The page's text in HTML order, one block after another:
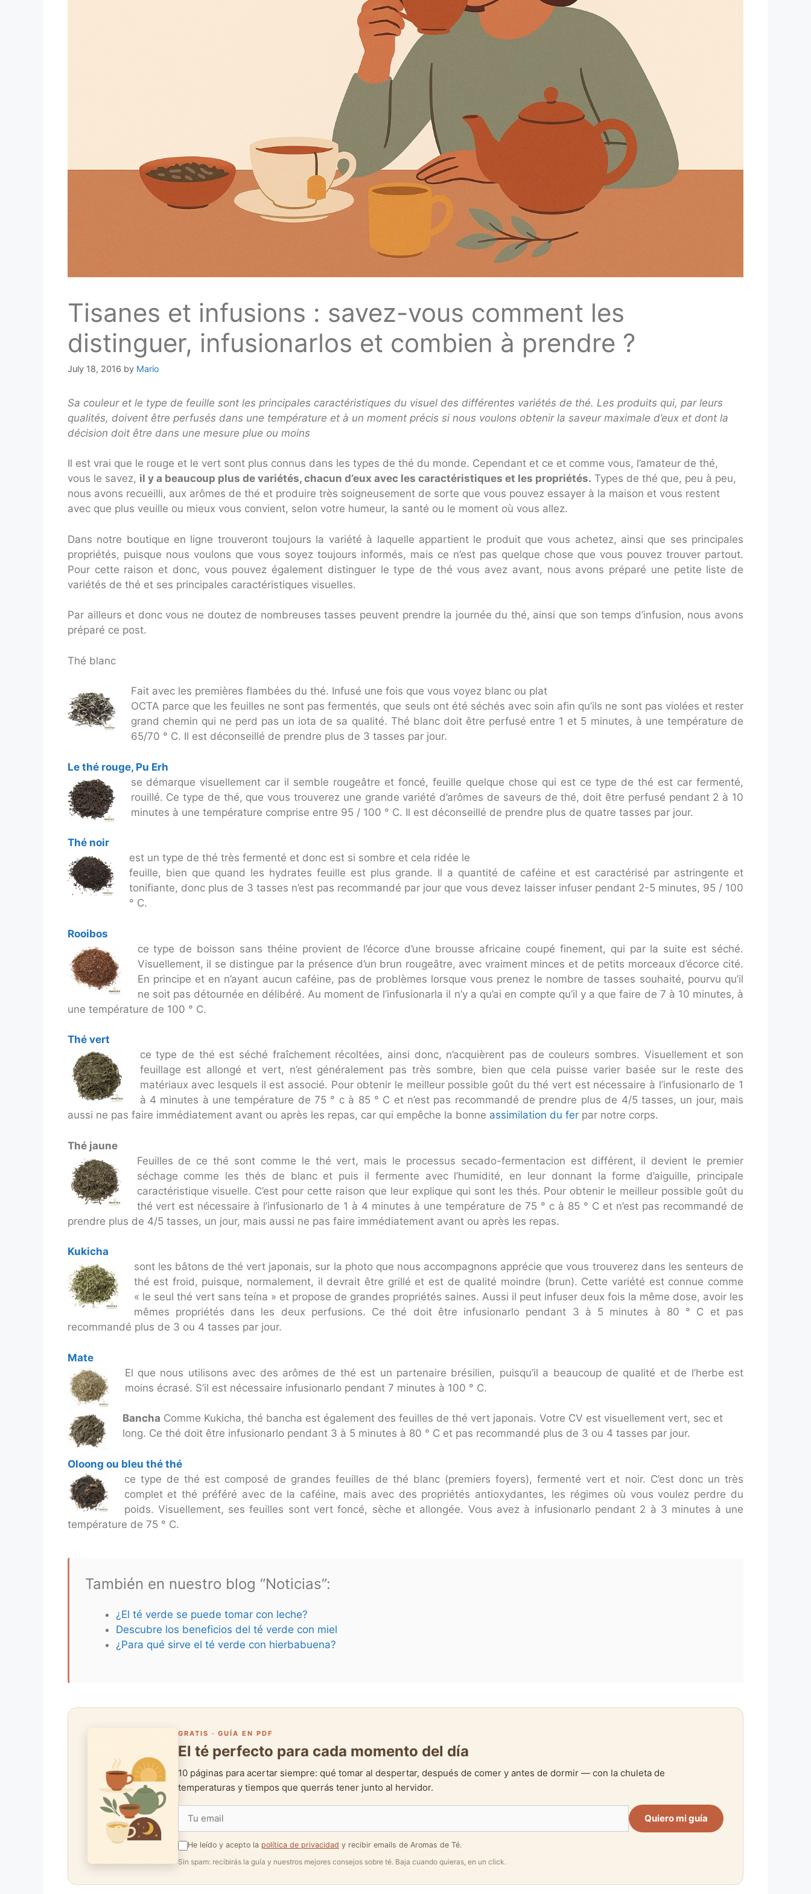
Tisanes et infusions : savez-vous comment les
distinguer, infusionarlos et combien à prendre ?
July 18, 2016 by Mario
Sa couleur et le type de feuille sont les principales caractéristiques du visuel des différentes variétés de thé. Les produits qui, par leurs
qualités, doivent être perfusés dans une température et à un moment précis si nous voulons obtenir la saveur maximale d’eux et dont la
décision doit être dans une mesure plue ou moins
Il est vrai que le rouge et le vert sont plus connus dans les types de thé du monde. Cependant et ce et comme vous, l’amateur de thé,
vous le savez, il y a beaucoup plus de variétés, chacun d’eux avec les caractéristiques et les propriétés. Types de thé que, peu à peu,
nous avons recueilli, aux arômes de thé et produire très soigneusement de sorte que vous pouvez essayer à la maison et vous restent
avec que plus veuille ou mieux vous convient, selon votre humeur, la santé ou le moment où vous allez.
Dans notre boutique en ligne trouveront toujours la variété à laquelle appartient le produit que vous achetez, ainsi que ses principales
propriétés, puisque nous voulons que vous soyez toujours informés, mais ce n’est pas quelque chose que vous pouvez trouver partout.
Pour cette raison et donc, vous pouvez également distinguer le type de thé vous avez avant, nous avons préparé une petite liste de
variétés de thé et ses principales caractéristiques visuelles.
Par ailleurs et donc vous ne doutez de nombreuses tasses peuvent prendre la journée du thé, ainsi que son temps d’infusion, nous avons
préparé ce post.
Thé blanc
Fait avec les premières flambées du thé. Infusé une fois que vous voyez blanc ou plat
OCTA parce que les feuilles ne sont pas fermentés, que seuls ont été séchés avec soin afin qu’ils ne sont pas violées et rester
grand chemin qui ne perd pas un iota de sa qualité. Thé blanc doit être perfusé entre 1 et 5 minutes, à une température de
65/70 ° C. Il est déconseillé de prendre plus de 3 tasses par jour.
Le thé rouge, Pu Erh
se démarque visuellement car il semble rougeâtre et foncé, feuille quelque chose qui est ce type de thé est car fermenté,
rouillé. Ce type de thé, que vous trouverez une grande variété d’arômes de saveurs de thé, doit être perfusé pendant 2 à 10
minutes à une température comprise entre 95 / 100 ° C. Il est déconseillé de prendre plus de quatre tasses par jour.
Thé noir
est un type de thé très fermenté et donc est si sombre et cela ridée le
feuille, bien que quand les hydrates feuille est plus grande. Il a quantité de caféine et est caractérisé par astringente et
tonifiante, donc plus de 3 tasses n’est pas recommandé par jour que vous devez laisser infuser pendant 2-5 minutes, 95 / 100
° C.
Rooibos
ce type de boisson sans théine provient de l’écorce d’une brousse africaine coupé finement, qui par la suite est séché.
Visuellement, il se distingue par la présence d’un brun rougeâtre, avec vraiment minces et de petits morceaux d’écorce cité.
En principe et en n’ayant aucun caféine, pas de problèmes lorsque vous prenez le nombre de tasses souhaité, pourvu qu’il
ne soit pas détournée en délibéré. Au moment de l’infusionarla il n’y a qu’ai en compte qu’il y a que faire de 7 à 10 minutes, à
une température de 100 ° C.
Thé vert
ce type de thé est séché fraîchement récoltées, ainsi donc, n’acquièrent pas de couleurs sombres. Visuellement et son
feuillage est allongé et vert, n’est généralement pas très sombre, bien que cela puisse varier basée sur le reste des
matériaux avec lesquels il est associé. Pour obtenir le meilleur possible goût du thé vert est nécessaire à l’infusionarlo de 1
à 4 minutes à une température de 75 ° c à 85 ° C et n’est pas recommandé de prendre plus de 4/5 tasses, un jour, mais
aussi ne pas faire immédiatement avant ou après les repas, car qui empêche la bonne assimilation du fer par notre corps.
Thé jaune
Feuilles de ce thé sont comme le thé vert, mais le processus secado-fermentacion est différent, il devient le premier
séchage comme les thés de blanc et puis il fermente avec l’humidité, en leur donnant la forme d’aiguille, principale
caractéristique visuelle. C’est pour cette raison que leur explique qui sont les thés. Pour obtenir le meilleur possible goût du
thé vert est nécessaire à l’infusionarlo de 1 à 4 minutes à une température de 75 ° c à 85 ° C et n’est pas recommandé de
prendre plus de 4/5 tasses, un jour, mais aussi ne pas faire immédiatement avant ou après les repas.
Kukicha
sont les bâtons de thé vert japonais, sur la photo que nous accompagnons apprécie que vous trouverez dans les senteurs de
thé est froid, puisque, normalement, il devrait être grillé et est de qualité moindre (brun). Cette variété est connue comme
« le seul thé vert sans teína » et propose de grandes propriétés saines. Aussi il peut infuser deux fois la même dose, avoir les
mêmes propriétés dans les deux perfusions. Ce thé doit être infusionarlo pendant 3 à 5 minutes à 80 ° C et pas
recommandé plus de 3 ou 4 tasses par jour.
Mate
El que nous utilisons avec des arômes de thé est un partenaire brésilien, puisqu’il a beaucoup de qualité et de l’herbe est
moins écrasé. S’il est nécessaire infusionarlo pendant 7 minutes à 100 ° C.
Bancha Comme Kukicha, thé bancha est également des feuilles de thé vert japonais. Votre CV est visuellement vert, sec et
long. Ce thé doit être infusionarlo pendant 3 à 5 minutes à 80 ° C et pas recommandé plus de 3 ou 4 tasses par jour.
Oloong ou bleu thé thé
ce type de thé est composé de grandes feuilles de thé blanc (premiers foyers), fermenté vert et noir. C’est donc un très
complet et thé préféré avec de la caféine, mais avec des propriétés antioxydantes, les régimes où vous voulez perdre du
poids. Visuellement, ses feuilles sont vert foncé, sèche et allongée. Vous avez à infusionarlo pendant 2 à 3 minutes à une
température de 75 ° C.
También en nuestro blog “Noticias”:
¿El té verde se puede tomar con leche?
Descubre los beneficios del té verde con miel
¿Para qué sirve el té verde con hierbabuena?
GRATIS · GUÍA EN PDF
El té perfecto para cada momento del día
10 páginas para acertar siempre: qué tomar al despertar, después de comer y antes de dormir — con la chuleta de
temperaturas y tiempos que querrás tener junto al hervidor.
Quiero mi guía
He leído y acepto la política de privacidad y recibir emails de Aromas de Té.
Sin spam: recibirás la guía y nuestros mejores consejos sobre té. Baja cuando quieras, en un click.